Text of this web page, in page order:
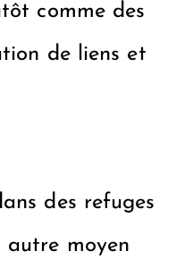
comme des
de liens et
des refuges
autre moyen